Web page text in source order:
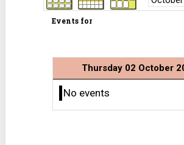
Events for
Thursday 02 October
No events